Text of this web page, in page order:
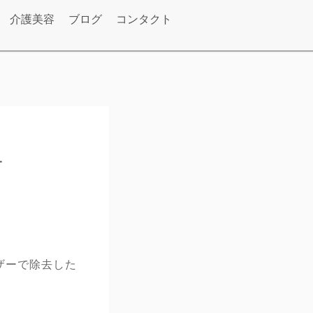
介護美容 ブログ コンタクト
ーで除去した